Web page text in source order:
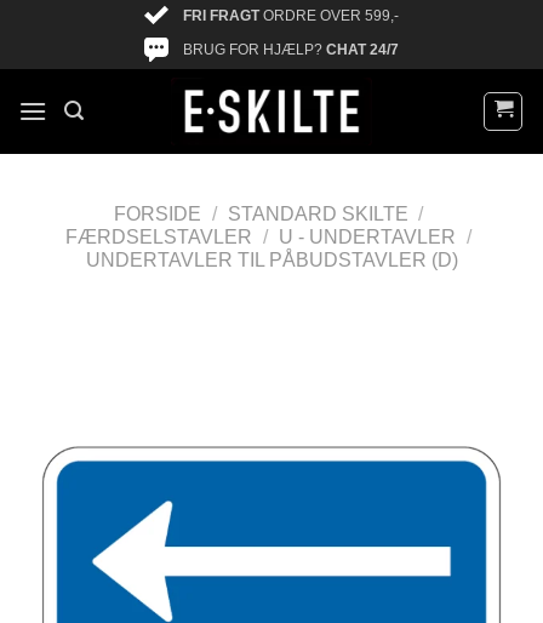
FRI FRAGTORDRE OVER 599,-
BRUG FOR HJÆLP? CHAT 24/7
FORSIDE / STANDARD SKILTE /
FÆRDSELSTAVLER
/ U - UNDERTAVLER /
UNDERTAVLER TIL PÅBUDSTAVLER (D)